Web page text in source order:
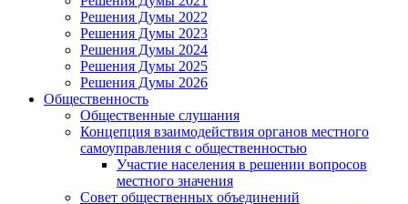
Решения Думы 2022
Решения Думы 2023
Решения Думы 2024
Решения Думы 2025
Решения Думы 2026
Общественность
Общественные слушания
Концепция взаимодействия органов местного
самоуправления с общественностью
Участие населения в решении вопросов
местного значения
Совет общественных объединений